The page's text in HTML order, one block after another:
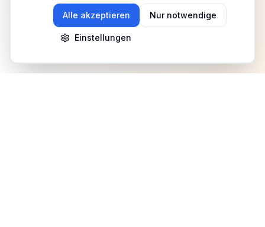
Alle akzeptieren Nur notwendige
Einstellungen